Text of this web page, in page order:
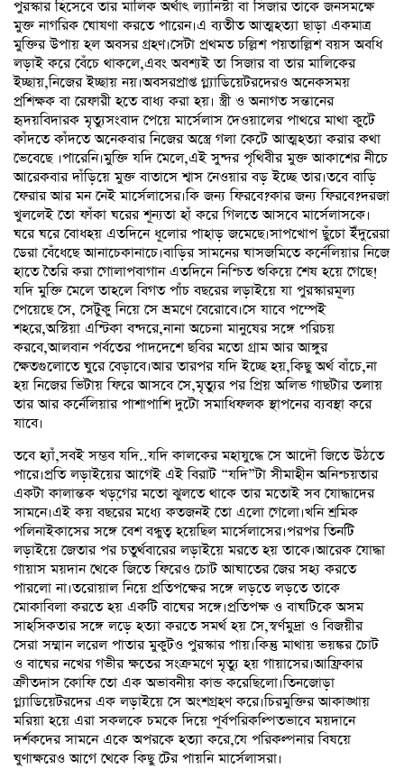
পুরস্কার হিসেবে তার মালিক অর্থাৎ ল্যানিস্টা বা সিজার তাকে জনসমক্ষে
মুক্ত নাগরিক ঘোষণা করতে পারেন।এ ব্যতীত আত্মহত্যা ছাড়া একমাত্র
মুক্তির উপায় হল অবসর গ্রহণ।সেটা প্রথমত চল্লিশ পয়তাল্লিশ বয়স অবধি
লড়াই করে বেঁচে থাকলে,এবং অবশ্যই তা সিজার বা তার মালিকের
ইচ্ছায়,নিজের ইচ্ছায় নয়।অবসরপ্রাপ্ত গ্ল্যাডিয়েটরদেরও অনেকসময়
প্রশিক্ষক বা রেফারী হতে বাধ্য করা হয়। স্ত্রী ও অনাগত সন্তানের
হৃদয়বিদারক মৃত্যুসংবাদ পেয়ে মার্সেলাস দেওয়ালের পাথরে মাথা কুটে
কাঁদতে কাঁদতে অনেকবার নিজের অস্ত্রে গলা কেটে আত্মহত্যা করার কথা
ভেবেছে ।পারেনি।মুক্তি যদি মেলে,এই সুন্দর পৃথিবীর মুক্ত আকাশের নীচে
আরেকবার দাঁড়িয়ে মুক্ত বাতাসে শ্বাস নেওয়ার বড় ইচ্ছে তার।তবে বাড়ি
ফেরার আর মন নেই মার্সেলাসের।কি জন্য ফিরবে?কার জন্য ফিরবে?দরজা
খুললেই তো ফাঁকা ঘরের শূন্যতা হাঁ করে গিলতে আসবে মার্সেলাসকে।
ঘরে ঘরে বোধহয় এতদিনে ধূলোর পাহাড় জমেছে।সাপখোপ ছুঁচো ইঁদুরেরা
ডেরা বেঁধেছে আনাচেকানাচে।বাড়ির সামনের ঘাসজমিতে কর্নেলিয়ার নিজে
হাতে তৈরি করা গোলাপবাগান এতদিনে নিশ্চিত শুকিয়ে শেষ হয়ে গেছে!
যদি মুক্তি মেলে তাহলে বিগত পাঁচ বছরের লড়াইয়ে যা পুরস্কারমূল্য
পেয়েছে সে, সেটুকু নিয়ে সে ভ্রমণে বেরোবে।সে যাবে পম্পেই
শহরে,অস্টিয়া এন্টিকা বন্দরে,নানা অচেনা মানুষের সঙ্গে পরিচয়
করবে,আলবান পর্বতের পাদদেশে ছবির মতো গ্রাম আর আঙ্গুর
ক্ষেতগুলোতে ঘুরে বেড়াবে।আর তারপর যদি ইচ্ছে হয়,কিছু অর্থ বাঁচে,না
হয় নিজের ভিটায় ফিরে আসবে সে,মৃত্যুর পর প্রিয় অলিভ গাছটার তলায়
তার আর কর্নেলিয়ার পাশাপাশি দুটো সমাধিফলক স্থাপনের ব্যবস্থা করে
যাবে।
তবে হ্যাঁ,সবই সম্ভব যদি..যদি কালকের মহাযুদ্ধে সে আদৌ জিতে উঠতে
পারে।প্রতি লড়াইয়ের আগেই এই বিরাট “যদি”টা সীমাহীন অনিশ্চয়তার
একটা কালান্তক খড়্গের মতো ঝুলতে থাকে তার মতোই সব যোদ্ধাদের
সামনে।এই কয় বছরের মধ্যে কতজনই তো এলো গেলো।খনি শ্রমিক
পলিনাইকাসের সঙ্গে বেশ বন্ধুত্ব হয়েছিল মার্সেলাসের।পরপর তিনটি
লড়াইয়ে জেতার পর চতুর্থবারের লড়াইয়ে মরতে হয় তাকে।আরেক যোদ্ধা
গায়াস ময়দান থেকে জিতে ফিরেও চোট আঘাতের জের সহ্য করতে
পারলো না।তরোয়াল নিয়ে প্রতিপক্ষের সঙ্গে লড়তে লড়তে তাকে
মোকাবিলা করতে হয় একটি বাঘের সঙ্গে।প্রতিপক্ষ ও বাঘটিকে অসম
সাহসিকতার সঙ্গে লড়ে হত্যা করতে সমর্থ হয় সে,স্বর্ণমুদ্রা ও বিজয়ীর
সেরা সম্মান লরেল পাতার মুকুটও পুরস্কার পায়।কিন্তু মাথায় ভয়ঙ্কর চোট
ও বাঘের নখের গভীর ক্ষতের সংক্রমণে মৃত্যু হয় গায়াসের।আফ্রিকার
ক্রীতদাস কোফি তো এক অভাবনীয় কান্ড করেছিলো।তিনজোড়া
গ্ল্যাডিয়েটরদের এক লড়াইয়ে সে অংশগ্রহণ করে।চিরমুক্তির আকাঙ্খায়
মরিয়া হয়ে এরা সকলকে চমকে দিয়ে পূর্বপরিকল্পিতভাবে ময়দানে
দর্শকদের সামনে একে অপরকে হত্যা করে,যে পরিকল্পনার বিষয়ে
ঘুণাক্ষরেও আগে থেকে কিছু টের পায়নি মার্সেলাসরা।